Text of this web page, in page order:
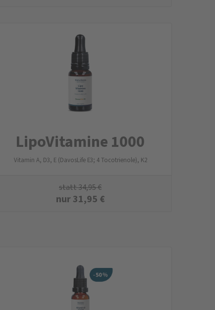
LipoVitamine 1000
Vitamin A, D3, E (DavosLife E3; 4 Tocotrienole), K2
statt34,95€
nur31,95 €